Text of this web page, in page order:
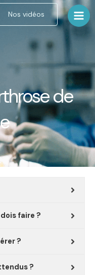
Nos vidéos
de
faire ?
?
?